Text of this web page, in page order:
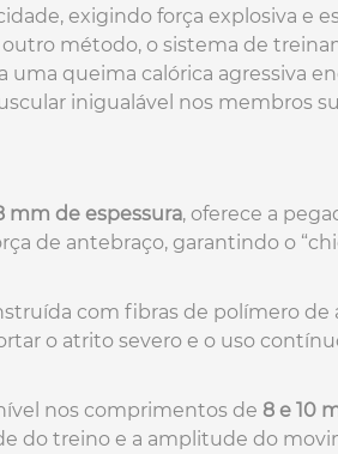
exigindo força explosiva e
método, o sistema de
uma queima calórica agressiva
inigualável nos membros
mm de espessura, oferece a
de antebraço, garantindo o
com fibras de polímero de
o atrito severo e o uso
nos comprimentos de 8 e 10
do treino e a amplitude do